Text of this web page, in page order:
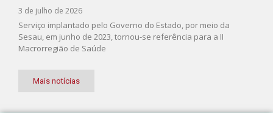
3 de julho de 2026
Serviço implantado pelo Governo do Estado, por meio da
Sesau, em junho de 2023, tornou-se referência para a II
Macrorregião de Saúde
Mais notícias